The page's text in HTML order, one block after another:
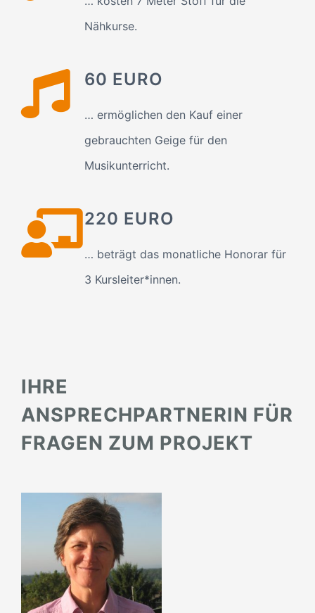
Nähkurse.
60 EURO
… ermöglichen den Kauf einer
gebrauchten Geige für den
Musikunterricht.
220 EURO
… beträgt das monatliche Honorar für
3 Kursleiter*innen.
IHRE
ANSPRECHPARTNERIN FÜR
FRAGEN ZUM PROJEKT